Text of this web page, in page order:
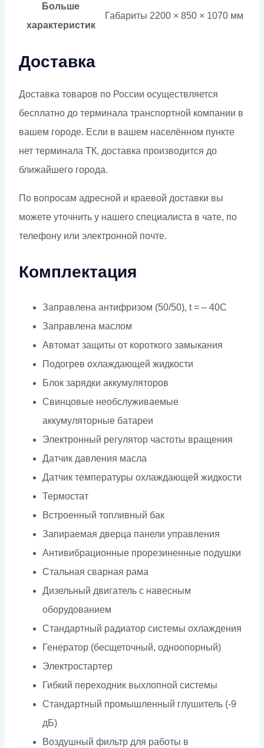
Больше
характеристик
Габариты 2200 × 850 × 1070 мм
Доставка
Доставка товаров по России осуществляется
бесплатно до терминала транспортной компании в
вашем городе. Если в вашем населённом пункте
нет терминала ТК, доставка производится до
ближайшего города.
По вопросам адресной и краевой доставки вы
можете уточнить у нашего специалиста в чате, по
телефону или электронной почте.
Комплектация
Заправлена антифризом (50/50), t = – 40C
Заправлена маслом
Автомат защиты от короткого замыкания
Подогрев охлаждающей жидкости
Блок зарядки аккумуляторов
Свинцовые необслуживаемые
аккумуляторные батареи
Электронный регулятор частоты вращения
Датчик давления масла
Датчик температуры охлаждающей жидкости
Термостат
Встроенный топливный бак
Запираемая дверца панели управления
Антивибрационные прорезиненные подушки
Стальная сварная рама
Дизельный двигатель с навесным
оборудованием
Стандартный радиатор системы охлаждения
Генератор (бесщеточный, одноопорный)
Электростартер
Гибкий переходник выхлопной системы
Стандартный промышленный глушитель (-9
дБ)
Воздушный фильтр для работы в